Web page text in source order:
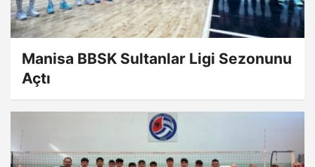
Manisa BBSK Sultanlar Ligi Sezonunu
Açtı